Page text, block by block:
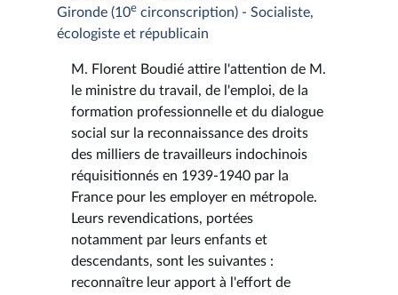
Gironde (10e circonscription) - Socialiste,
écologiste et républicain
M. Florent Boudié attire l'attention de M.
le ministre du travail, de l'emploi, de la
formation professionnelle et du dialogue
social sur la reconnaissance des droits
des milliers de travailleurs indochinois
réquisitionnés en 1939-1940 par la
France pour les employer en métropole.
Leurs revendications, portées
notamment par leurs enfants et
descendants, sont les suivantes :
reconnaître leur apport à l'effort de